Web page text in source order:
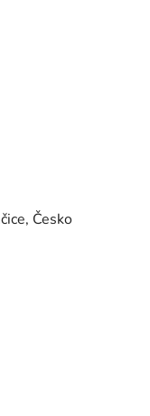
Česko